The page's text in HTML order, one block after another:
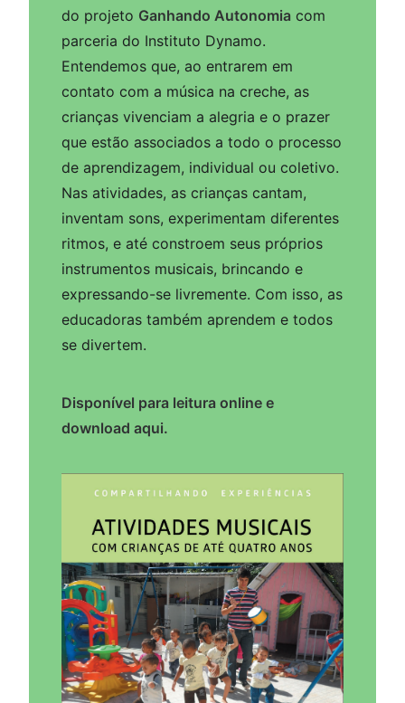
do projeto Ganhando Autonomia com
parceria do Instituto Dynamo.
Entendemos que, ao entrarem em
contato com a música na creche, as
crianças vivenciam a alegria e o prazer
que estão associados a todo o processo
de aprendizagem, individual ou coletivo.
Nas atividades, as crianças cantam,
inventam sons, experimentam diferentes
ritmos, e até constroem seus próprios
instrumentos musicais, brincando e
expressando-se livremente. Com isso, as
educadoras também aprendem e todos
se divertem.
Disponível para leitura online e
download aqui.